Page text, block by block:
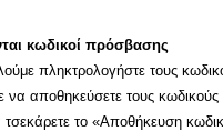
κωδικοί πρόσβασης
πληκτρολογήστε τους
να αποθηκεύσετε τους
τσεκάρετε το «Αποθήκευση